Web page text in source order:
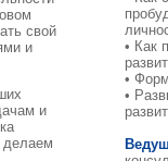
свой
и
и
делаем
• Как
•
•